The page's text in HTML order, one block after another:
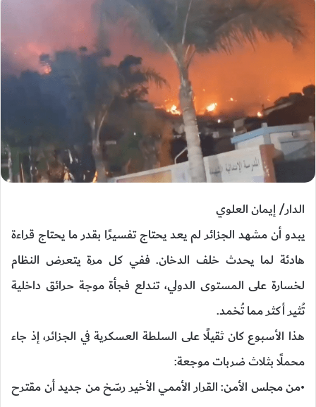
الدار/ إيمان العلوي
يبدو أن مشهد الجزائر لم يعد يحتاج تفسيرًا بقدر ما يحتاج قراءة
هادئة لما يحدث خلف الدخان. ففي كل مرة يتعرض النظام
لخسارة على المستوى الدولي، تندلع فجأة موجة حرائق داخلية
تُثير أكثر مما تُخمد.
هذا الأسبوع كان ثقيلًا على السلطة العسكرية في الجزائر، إذ جاء
محملًا بثلاث ضربات موجعة:
•من مجلس الأمن: القرار الأممي الأخير رسّخ من جديد أن مقترح